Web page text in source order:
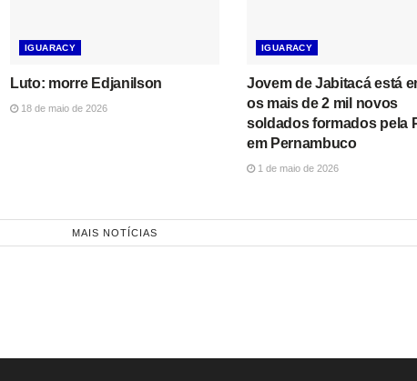
IGUARACY
Luto: morre Edjanilson
18 de maio de 2026
IGUARACY
Jovem de Jabitacá está
os mais de 2 mil novos
soldados formados pela
em Pernambuco
1 de maio de 2026
MAIS NOTÍCIAS